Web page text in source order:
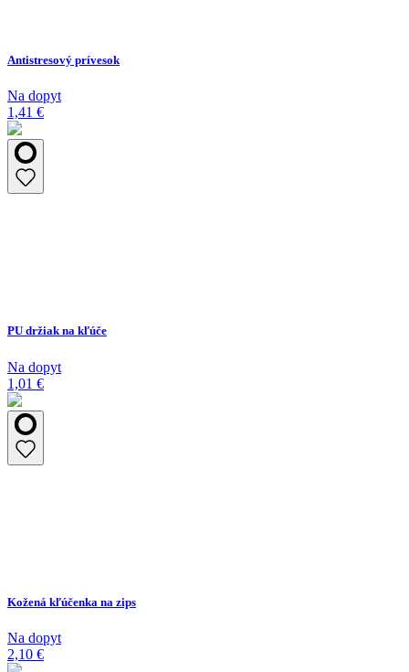
Antistresový prívesok
Na dopyt
1,41 €
PU držiak na kľúče
Na dopyt
1,01 €
Kožená kľúčenka na zips
Na dopyt
2,10 €